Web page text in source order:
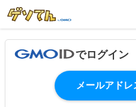
でログイン